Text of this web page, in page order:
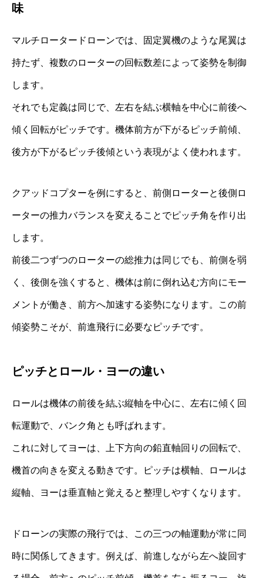
味
マルチロータードローンでは、固定翼機のような尾翼は
持たず、複数のローターの回転数差によって姿勢を制御
します。
それでも定義は同じで、左右を結ぶ横軸を中心に前後へ
傾く回転がピッチです。機体前方が下がるピッチ前傾、
後方が下がるピッチ後傾という表現がよく使われます。
クアッドコプターを例にすると、前側ローターと後側ロ
ーターの推力バランスを変えることでピッチ角を作り出
します。
前後二つずつのローターの総推力は同じでも、前側を弱
く、後側を強くすると、機体は前に倒れ込む方向にモー
メントが働き、前方へ加速する姿勢になります。この前
傾姿勢こそが、前進飛行に必要なピッチです。
ピッチとロール・ヨーの違い
ロールは機体の前後を結ぶ縦軸を中心に、左右に傾く回
転運動で、バンク角とも呼ばれます。
これに対してヨーは、上下方向の鉛直軸回りの回転で、
機首の向きを変える動きです。ピッチは横軸、ロールは
縦軸、ヨーは垂直軸と覚えると整理しやすくなります。
ドローンの実際の飛行では、この三つの軸運動が常に同
時に関係してきます。例えば、前進しながら左へ旋回す